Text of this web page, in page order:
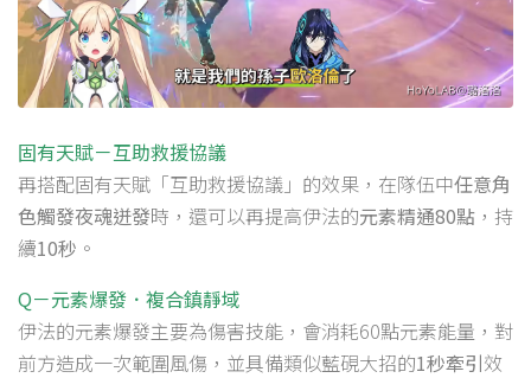
固有天賦－互助救援協議
再搭配固有天賦「互助救援協議」的效果，在隊伍中任意角
色觸發夜魂迸發時，還可以再提高伊法的元素精通80點 ，持
續10秒 。
Q－元素爆發．複合鎮靜域
伊法的元素爆發主要為傷害技能，會消耗60點元素能量，對
前方造成一次範圍風傷，並具備類似藍硯大招的1秒牽引效